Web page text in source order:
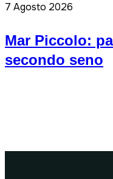
7 Agosto 2026
Mar Piccolo:
secondo seno